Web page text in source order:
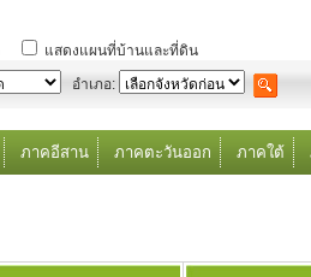
แสดงแผนที่บ้านและที่ดิน
อำเภอ:
ภาคอีสาน ภาคตะวันออก ภาคใต้